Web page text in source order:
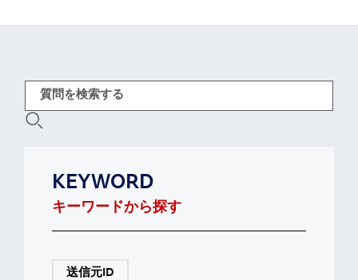
KEYWORD
キーワードから探す
送信元ID